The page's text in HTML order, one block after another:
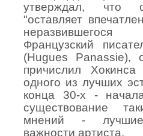
утверждал, что
"оставляет
Французский
(Hugues Panassie),
причислил
одного из лучших
конца 30-х -
существование
мнений - лучшие
важности артиста.